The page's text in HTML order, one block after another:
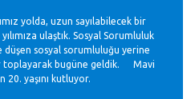
yolda, uzun sayılabilecek bir
ulaştık. Sosyal Sorumluluk
sosyal sorumluluğu yerine
toplayarak bugüne geldik. Mavi
yaşını kutluyor.